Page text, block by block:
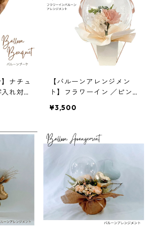
】ナチュ
れ対応
【バルーンアレンジメン
ト】フラワーイン ／ピン
品
¥3,500